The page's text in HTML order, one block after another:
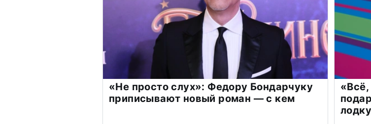
«Не просто слух»: Федору Бондарчуку
приписывают новый роман — с кем